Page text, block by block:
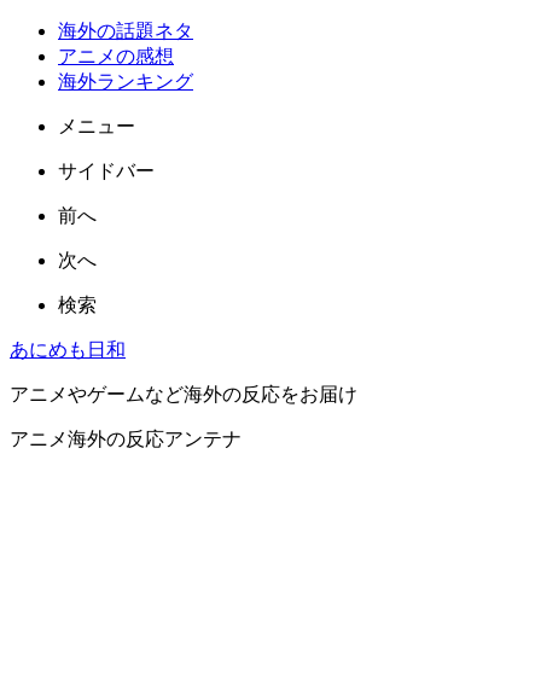
海外の話題ネタ
アニメの感想
海外ランキング
メニュー
サイドバー
前へ
次へ
検索
あにめも日和
アニメやゲームなど海外の反応をお届け
アニメ海外の反応アンテナ